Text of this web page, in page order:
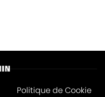
Politique de Cookie